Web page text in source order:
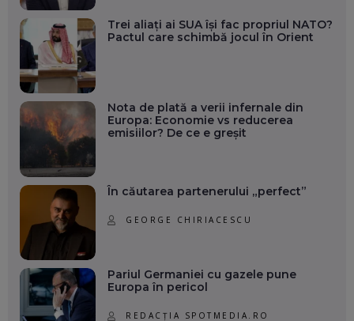
Trei aliați ai SUA își fac propriul NATO?
Pactul care schimbă jocul în Orient
Nota de plată a verii infernale din
Europa: Economie vs reducerea
emisiilor? De ce e greșit
În căutarea partenerului „perfect”
GEORGE CHIRIACESCU
Pariul Germaniei cu gazele pune
Europa în pericol
REDACȚIA SPOTMEDIA.RO